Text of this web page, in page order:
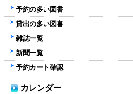
予約の多い図書
貸出の多い図書
雑誌一覧
新聞一覧
予約カート確認
カレンダー